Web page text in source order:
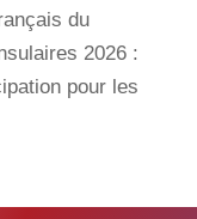
du
2026 :
pour les